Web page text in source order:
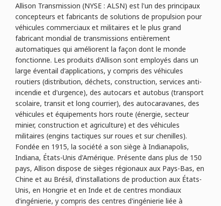
Allison Transmission (NYSE : ALSN) est l'un des principaux
concepteurs et fabricants de solutions de propulsion pour
véhicules commerciaux et militaires et le plus grand
fabricant mondial de transmissions entièrement
automatiques qui améliorent la façon dont le monde
fonctionne. Les produits d'Allison sont employés dans un
large éventail d'applications, y compris des véhicules
routiers (distribution, déchets, construction, services anti-
incendie et d'urgence), des autocars et autobus (transport
scolaire, transit et long courrier), des autocaravanes, des
véhicules et équipements hors route (énergie, secteur
minier, construction et agriculture) et des véhicules
militaires (engins tactiques sur roues et sur chenilles).
Fondée en 1915, la société a son siège à Indianapolis,
Indiana, États-Unis d'Amérique. Présente dans plus de 150
pays, Allison dispose de sièges régionaux aux Pays-Bas, en
Chine et au Brésil, d'installations de production aux États-
Unis, en Hongrie et en Inde et de centres mondiaux
d'ingénierie, y compris des centres d'ingénierie liée à